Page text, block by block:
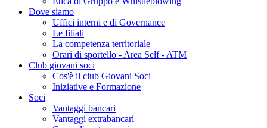
Dove siamo
Uffici interni e di Governance
Le filiali
La competenza territoriale
Orari di sportello - Area Self - ATM
Club giovani soci
Cos'è il club Giovani Soci
Iniziative e Formazione
Soci
Vantaggi bancari
Vantaggi extrabancari